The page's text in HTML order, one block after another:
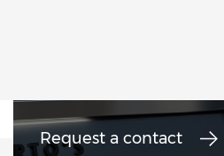
Request a contact